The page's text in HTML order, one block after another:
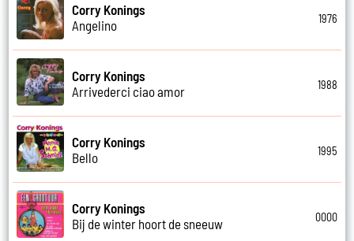
Corry Konings
Angelino
1976
Corry Konings
Arrivederci ciao amor
1988
Corry Konings
Bello
1995
Corry Konings
Bij de winter hoort de sneeuw
0000